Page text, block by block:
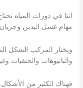
اننا في دورات المياه
مهام غسل اليدين وجريان
ويختار المركب الشكل
والبانيوهات والحنفيات
فهناك الكثير من